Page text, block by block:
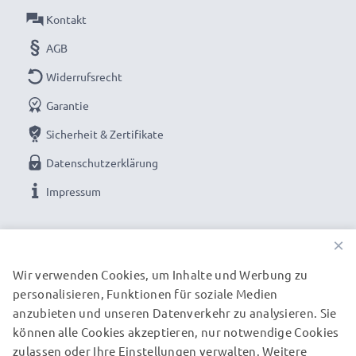
36 monatige Garantie!
Kontakt
AGB
Widerrufsrecht
Garantie
Sicherheit & Zertifikate
Datenschutzerklärung
Impressum
UNSERE VERSANDPARTNER
×
Wir verwenden Cookies, um Inhalte und Werbung zu
personalisieren, Funktionen für soziale Medien
anzubieten und unseren Datenverkehr zu analysieren. Sie
können alle Cookies akzeptieren, nur notwendige Cookies
zulassen oder Ihre Einstellungen verwalten. Weitere